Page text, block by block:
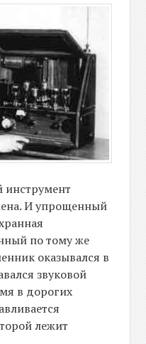
инструмент
И упрощенный
по тому же
оказывался в
звуковой
в дорогих
лежит